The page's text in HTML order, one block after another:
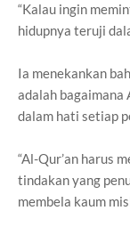
“Kalau ingin
hidupnya teruji
Ia menekankan
adalah bagaimana
dalam hati setiap
“Al-Qur’an harus
tindakan yang
membela kaum